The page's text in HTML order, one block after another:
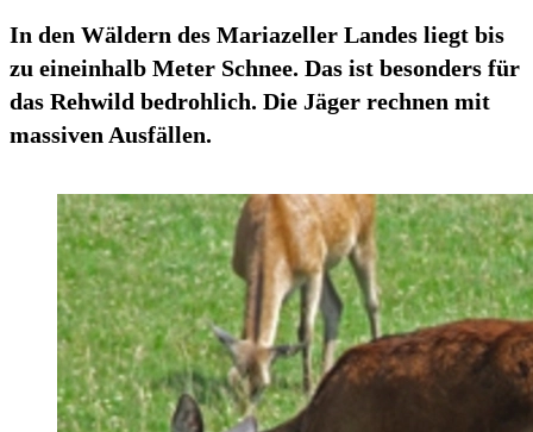
In den Wäldern des Mariazeller Landes liegt bis
zu eineinhalb Meter Schnee. Das ist besonders für
das Rehwild bedrohlich. Die Jäger rechnen mit
massiven Ausfällen.